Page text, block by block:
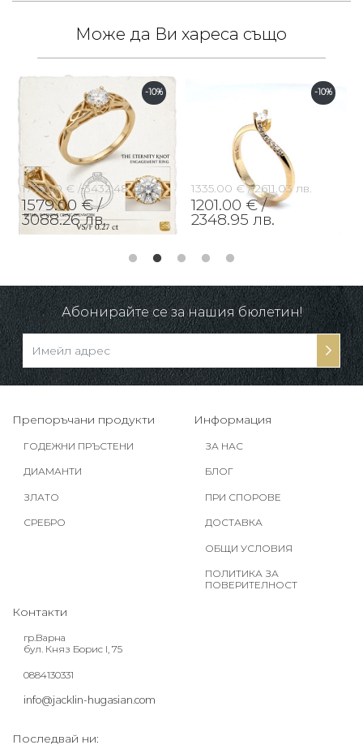
Може да Ви хареса също
-10%
1755.00 € / 3432.48 лв.
1579.00 € /
3088.26 лв.
-10%
1335.00 € / 2611.03 лв.
1201.00 € /
2348.95 лв.
Абонирайте се за нашия бюлетин!
Препоръчани продукти
ГОДЕЖНИ ПРЪСТЕНИ
ДИАМАНТИ
ЗЛАТО
СРЕБРО
Информация
ЗА НАС
БЛОГ
ПРИ СПОРОВЕ
ДОСТАВКА
ОБЩИ УСЛОВИЯ
ПОЛИТИКА ЗА
ПОВЕРИТЕЛНОСТ
Контакти
гр.Варна
бул. Княз Борис I, 75
0884130331
info@jacklin-hugasian.com
Последвай ни: